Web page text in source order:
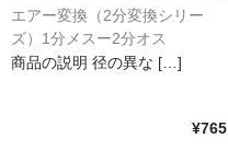
アウトレット品
まとめ売り
エアー変換（2分変換シリー
ズ）1分メスー2分オス
商品の説明 径の異な […]
¥765